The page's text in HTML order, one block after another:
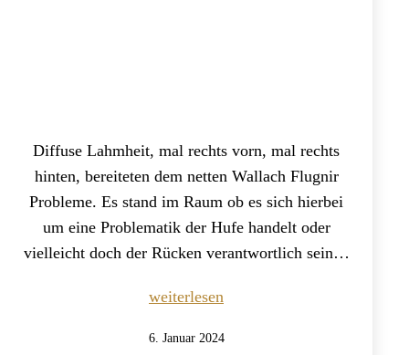
Diffuse Lahmheit, mal rechts vorn, mal rechts
hinten, bereiteten dem netten Wallach Flugnir
Probleme. Es stand im Raum ob es sich hierbei
um eine Problematik der Hufe handelt oder
vielleicht doch der Rücken verantwortlich sein…
Fall-
Isländer
weiterlesen
Veröffentlicht
6. Januar 2024